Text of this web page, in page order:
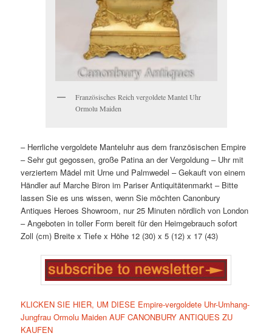
Französisches Reich vergoldete Mantel Uhr
Ormolu Maiden
– Herrliche vergoldete Manteluhr aus dem französischen Empire
– Sehr gut gegossen, große Patina an der Vergoldung – Uhr mit
verziertem Mädel mit Urne und Palmwedel – Gekauft von einem
Händler auf Marche Biron im Pariser Antiquitätenmarkt – Bitte
lassen Sie es uns wissen, wenn Sie möchten Canonbury
Antiques Heroes Showroom, nur 25 Minuten nördlich von London
– Angeboten in toller Form bereit für den Heimgebrauch sofort
Zoll (cm) Breite x Tiefe x Höhe 12 (30) x 5 (12) x 17 (43)
KLICKEN SIE HIER, UM DIESE Empire-vergoldete Uhr-Umhang-
Jungfrau Ormolu Maiden AUF CANONBURY ANTIQUES ZU
KAUFEN